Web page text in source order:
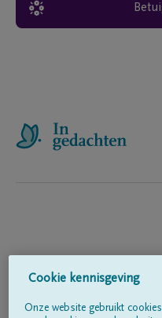
Cookie kennisgeving
Onze website gebruikt